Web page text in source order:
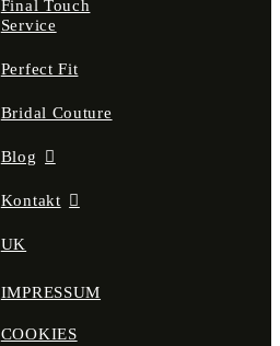
Final Touch
Service
Perfect Fit
Bridal Couture
Blog
Kontakt
UK
IMPRESSUM
COOKIES